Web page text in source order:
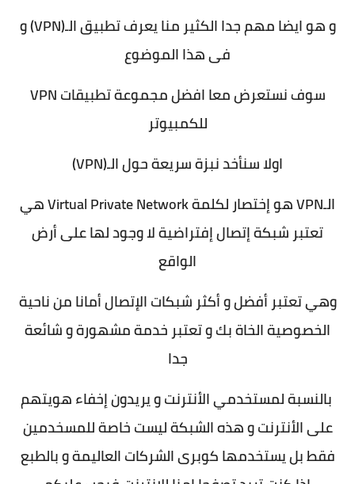
و هو ايضا مهم جدا الكثير منا يعرف تطبيق الـ(VPN) و
فى هذا الموضوع
سوف نستعرض معا افضل مجموعة تطبيقات VPN
للكمبيوتر
اولا سنأخد نبزة سريعة حول الـ(VPN)
الـVPN هو إختصار لكلمة Virtual Private Network هي
تعتبر شبكة إتصال إفتراضية لا وجود لها على أرض
الواقع
وهي تعتبر أفضل و أكثر شبكات الإتصال أمانا من ناحية
الخصوصية الخاة بك و تعتبر خدمة مشهورة و شائعة
جدا
بالنسبة لمستخدمي الأنترنت و يريدون إخفاء هويتهم
على الأنترنت و هذه الشبكة ليست خاصة للمسخدمين
فقط بل يستخدمها كوبرى الشركات العاليمة و بالطبع